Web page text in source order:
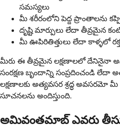
సమస్యలు
మీ శరీరంలోని పెద్ద ప్రాంతాలను
దృష్టి మార్పులు లేదా తీవ్రమైన
మీ ఊపిరితిత్తులు లేదా కాళ్ళలో రక్తం
మీరు ఈ తీవ్రమైన లక్షణాలలో దేనినైనా
సంరక్షణ బృందాన్ని సంప్రదించండి లేదా
లక్షణాలకు అత్యవసర శ్రద్ధ అవసరమో
సూచనలను అందిస్తుంది.
అమివంతమాబ్ ఎవరు